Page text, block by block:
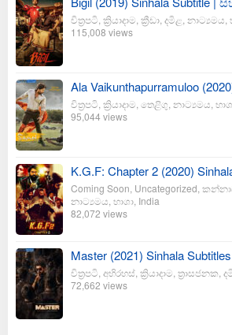
චිත්‍රපටි ක්‍රියාදාම ක්‍රීඩා දමිළ නාට්‍යමය
115,008 views
Ala Vaikunthapurramuloo
චිත්‍රපටි ක්‍රියාදාම තෙළිගු නාට්‍යමය
95,044 views
K.G.F: Chapter 2 (2020)
Coming Soon Uncategorized
නාට්‍යමය භාශා India
82,072 views
Master (2021) Sinhala
චිත්‍රපටි අභිරහස් ක්‍රියාදාම ත්‍රාසජනක
72,662 views